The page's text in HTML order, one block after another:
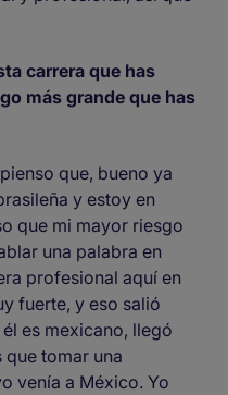
carrera que has
más grande que has
que, bueno ya
y estoy en
que mi mayor riesgo
una palabra en
profesional aquí en
fuerte, y eso salió
es mexicano, llegó
que tomar una
venía a México. Yo